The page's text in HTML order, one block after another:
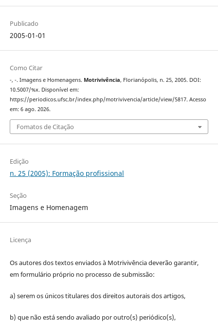
Publicado
2005-01-01
Como Citar
-, -. Imagens e Homenagens. Motrivivência, Florianópolis, n. 25, 2005. DOI:
10.5007/%x. Disponível em:
https://periodicos.ufsc.br/index.php/motrivivencia/article/view/5817. Acesso
em: 6 ago. 2026.
Fomatos de Citação
Edição
n. 25 (2005): Formação profissional
Seção
Imagens e Homenagem
Licença
Os autores dos textos enviados à Motrivivência deverão garantir,
em formulário próprio no processo de submissão:
a) serem os únicos titulares dos direitos autorais dos artigos,
b) que não está sendo avaliado por outro(s) periódico(s),